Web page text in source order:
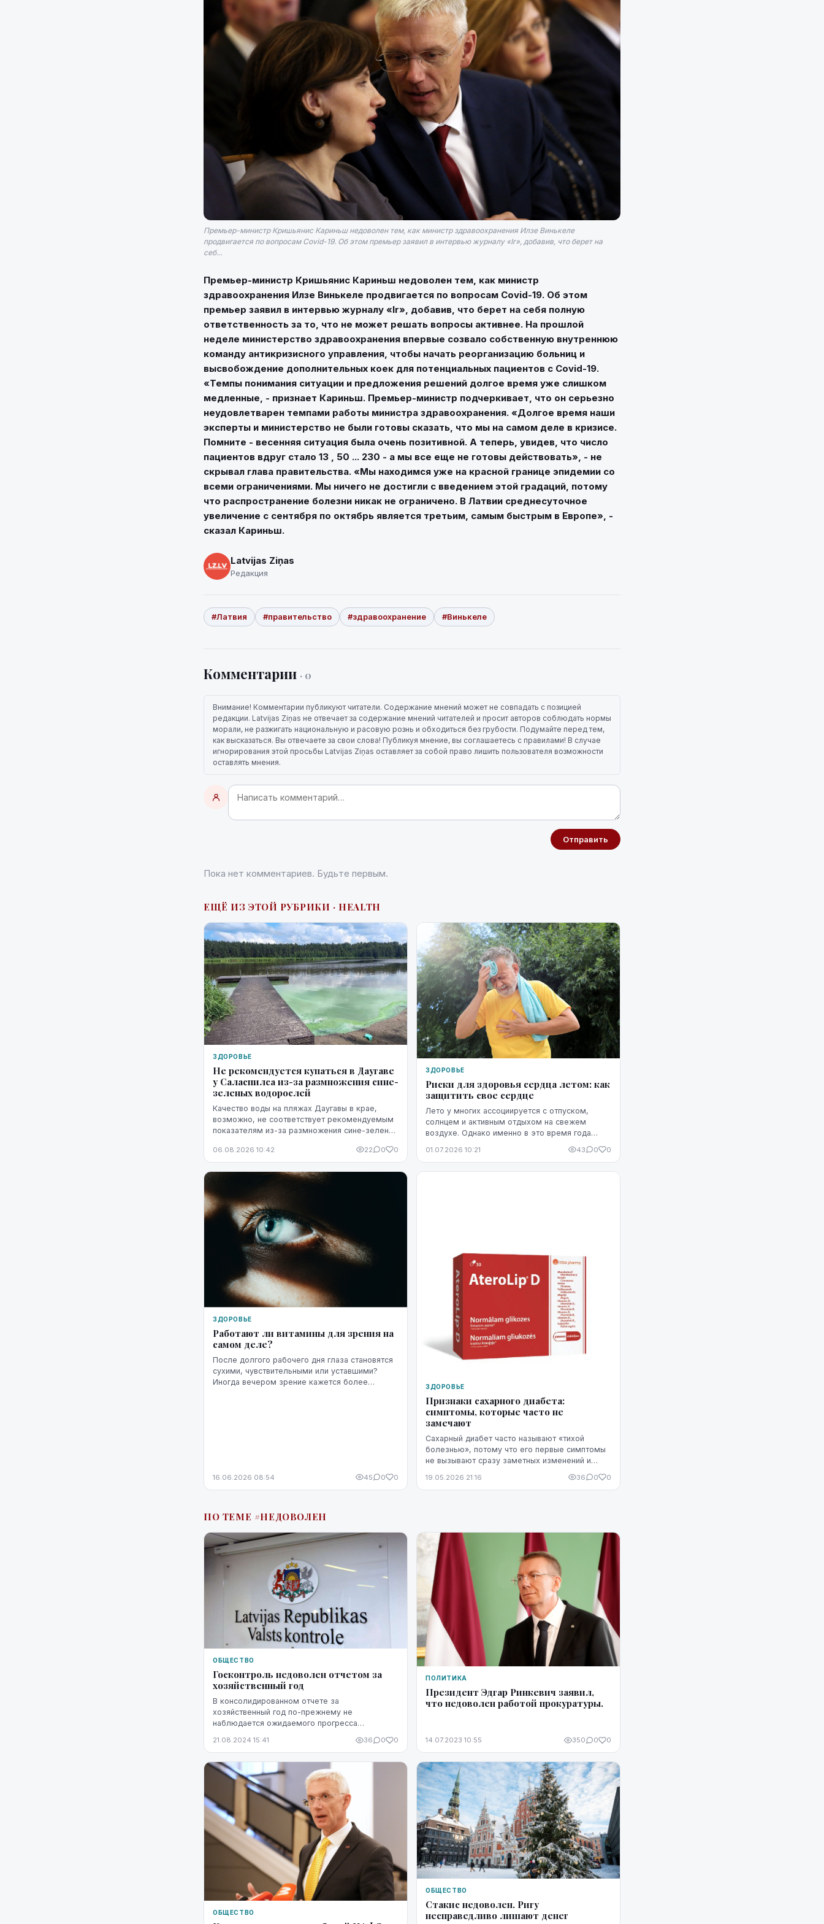
Премьер-министр Кришьянис Кариньш недоволен тем, как министр здравоохранения Илзе Винькеле
продвигается по вопросам Covid-19. Об этом премьер заявил в интервью журналу «Ir», добавив, что берет на
себ...
Премьер-министр Кришьянис Кариньш недоволен тем, как министр
здравоохранения Илзе Винькеле продвигается по вопросам Covid-19. Об этом
премьер заявил в интервью журналу «Ir», добавив, что берет на себя полную
ответственность за то, что не может решать вопросы активнее. На прошлой
неделе министерство здравоохранения впервые созвало собственную внутреннюю
команду антикризисного управления, чтобы начать реорганизацию больниц и
высвобождение дополнительных коек для потенциальных пациентов с Covid-19.
«Темпы понимания ситуации и предложения решений долгое время уже слишком
медленные, - признает Кариньш. Премьер-министр подчеркивает, что он серьезно
неудовлетварен темпами работы министра здравоохранения. «Долгое время наши
эксперты и министерство не были готовы сказать, что мы на самом деле в кризисе.
Помните - весенняя ситуация была очень позитивной. А теперь, увидев, что число
пациентов вдруг стало 13 , 50 ... 230 - а мы все еще не готовы действовать», - не
скрывал глава правительства. «Мы находимся уже на красной границе эпидемии со
всеми ограничениями. Мы ничего не достигли с введением этой градаций, потому
что распространение болезни никак не ограничено. В Латвии среднесуточное
увеличение с сентября по октябрь является третьим, самым быстрым в Европе», -
сказал Кариньш.
Latvijas Ziņas
Редакция
#Латвия #правительство #здравоохранение #Винькеле
Комментарии · 0
Внимание! Комментарии публикуют читатели. Содержание мнений может не совпадать с позицией
редакции. Latvijas Ziņas не отвечает за содержание мнений читателей и просит авторов соблюдать нормы
морали, не разжигать национальную и расовую рознь и обходиться без грубости. Подумайте перед тем,
как высказаться. Вы отвечаете за свои слова! Публикуя мнение, вы соглашаетесь с правилами! В случае
игнорирования этой просьбы Latvijas Ziņas оставляет за собой право лишить пользователя возможности
оставлять мнения.
Отправить
Пока нет комментариев. Будьте первым.
ЕЩЁ ИЗ ЭТОЙ РУБРИКИ · HEALTH
ЗДОРОВЬЕ
Не рекомендуется купаться в Даугаве
у Саласпилса из-за размножения сине-
зеленых водорослей
Качество воды на пляжах Даугавы в крае,
возможно, не соответствует рекомендуемым
показателям из-за размножения сине-зеленых
06.08.2026 10:42 22 0 0
ЗДОРОВЬЕ
Риски для здоровья сердца летом: как
защитить свое сердце
Лето у многих ассоциируется с отпуском,
солнцем и активным отдыхом на свежем
воздухе. Однако именно в это время года
повышенной нагрузке. Жара, интенсивные физ...
01.07.2026 10:21 43 0 0
ЗДОРОВЬЕ
Работают ли витамины для зрения на
самом деле?
После долгого рабочего дня глаза становятся
сухими, чувствительными или уставшими?
Иногда вечером зрение кажется более
16.06.2026 08:54 45 0 0
ЗДОРОВЬЕ
Признаки сахарного диабета:
симптомы, которые часто не
замечают
Сахарный диабет часто называют «тихой
болезнью», потому что его первые симптомы
не вызывают сразу заметных изменений и
со стрессом, недосыпом или процессами ...
19.05.2026 21:16 36 0 0
ПО ТЕМЕ #НЕДОВОЛЕН
ОБЩЕСТВО
Госконтроль недоволен отчетом за
хозяйственный год
В консолидированном отчете за
хозяйственный год по-прежнему не
наблюдается ожидаемого прогресса
сообщили агентству ЛЕТА в Государственном
21.08.2024 15:41 36 0 0
ПОЛИТИКА
Президент Эдгар Ринкевич заявил,
что недоволен работой прокуратуры.
14.07.2023 10:55 350 0 0
ОБЩЕСТВО
ОБЩЕСТВО
Стакис недоволен. Ригу
несправедливо лишают денег